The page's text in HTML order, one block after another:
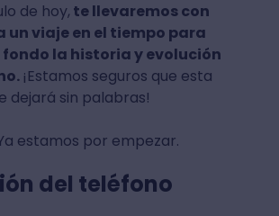
de hoy, te llevaremos con
un viaje en el tiempo para
fondo la historia y evolución
¡Estamos seguros que esta
dejará sin palabras!
estamos por empezar.
del teléfono